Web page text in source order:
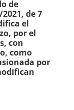
de
de 7
el
por el
con
como
por